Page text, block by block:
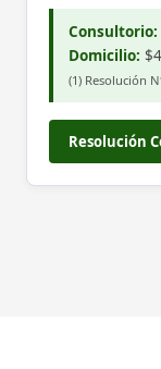
Consultorio:
Domicilio:
(1) Resolución
Resolución